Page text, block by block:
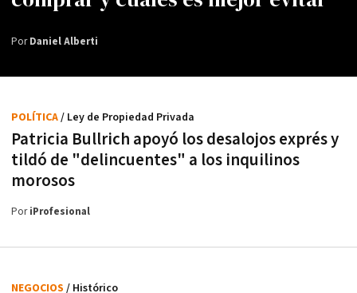
PorDaniel Alberti
Patricia Bullrich apoyó los desalojos exprés y
tildó de "delincuentes" a los inquilinos
morosos
POLÍTICA/ Ley de Propiedad Privada
PoriProfesional
NEGOCIOS / Histórico